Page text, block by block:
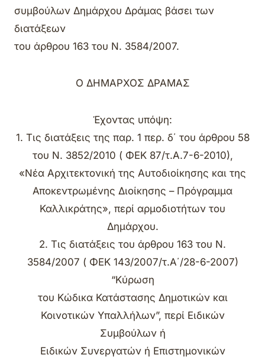
συμβούλων Δημάρχου Δράμας βάσει των
διατάξεων
του άρθρου 163 του Ν. 3584/2007.
Ο ΔΗΜΑΡΧΟΣ ΔΡΑΜΑΣ
Έχοντας υπόψη:
1. Τις διατάξεις της παρ. 1 περ. δ΄ του άρθρου 58
του Ν. 3852/2010 ( ΦΕΚ 87/τ.Α.7-6-2010),
«Νέα Αρχιτεκτονική της Αυτοδιοίκησης και της
Αποκεντρωμένης Διοίκησης – Πρόγραμμα
Καλλικράτης», περί αρμοδιοτήτων του
Δημάρχου.
2. Τις διατάξεις του άρθρου 163 του Ν.
3584/2007 ( ΦΕΚ 143/2007/τ.Α΄/28-6-2007)
“Κύρωση
του Κώδικα Κατάστασης Δημοτικών και
Κοινοτικών Υπαλλήλων”, περί Ειδικών
Συμβούλων ή
Ειδικών Συνεργατών ή Επιστημονικών